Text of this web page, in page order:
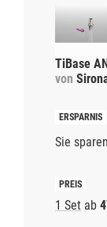
TiBase
von
Sie sparen
1 Set ab